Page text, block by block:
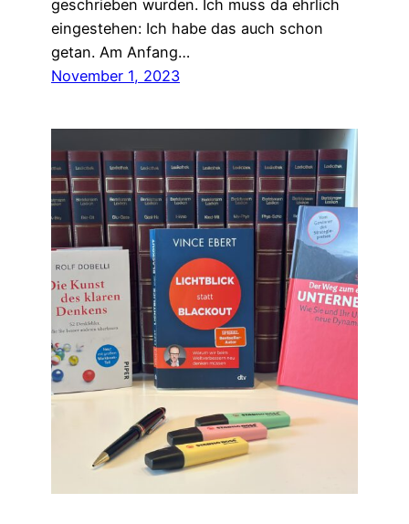
geschrieben wurden. Ich muss da ehrlich
eingestehen: Ich habe das auch schon
getan. Am Anfang…
November 1, 2023